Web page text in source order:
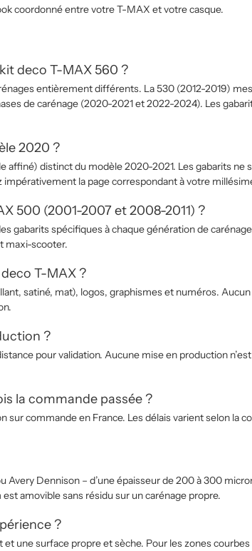
coordonné entre votre T-MAX et votre casque.
deco T-MAX 560 ?
entièrement différents. La 530 (2012-2019)
de carénage (2020-2021 et 2022-2024). Les
2020 ?
distinct du modèle 2020-2021. Les gabarits
la page correspondant à votre
500 (2001-2007 et 2008-2011) ?
gabarits spécifiques à chaque génération de
maxi-scooter.
T-MAX ?
satiné, mat), logos, graphismes et numéros.
?
pour validation. Aucune mise en production
la commande passée ?
sur commande en France. Les délais varient selon
Dennison – d’une épaisseur de 200 à 300
amovible sans résidu sur un carénage propre.
?
une surface propre et sèche. Pour les zones